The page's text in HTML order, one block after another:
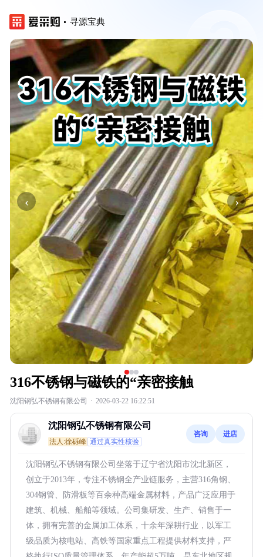
寻源宝典
‹ ›
316不锈钢与磁铁的“亲密接触
沈阳钢弘不锈钢有限公司 · 2026-03-22 16:22:51
沈阳钢弘不锈钢有限公司
法人:徐砾峰 通过真实性核验
咨询 进店
沈阳钢弘不锈钢有限公司坐落于辽宁省沈阳市沈北新区，
创立于2013年，专注不锈钢全产业链服务，主营316角钢、
304钢管、防滑板等百余种高端金属材料，产品广泛应用于
建筑、机械、船舶等领域。公司集研发、生产、销售于一
体，拥有完善的金属加工体系，十余年深耕行业，以军工
级品质为核电站、高铁等国家重点工程提供材料支持，严